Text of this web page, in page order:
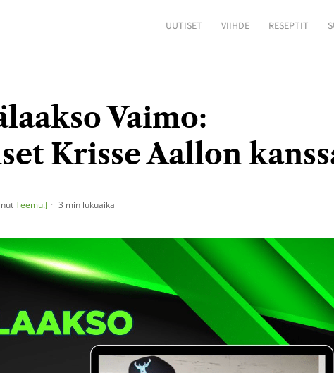
UUTISET VIIHDE RESEPTIT
Vaimo:
Krisse Aallon
Teemu.J 3 min lukuaika